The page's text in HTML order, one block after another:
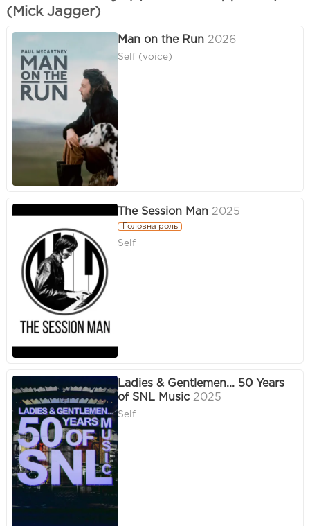
(Mick Jagger)
Man on the Run 2026
Self (voice)
The Session Man 2025
Головна роль
Self
Ladies & Gentlemen... 50 Years
of SNL Music 2025
Self